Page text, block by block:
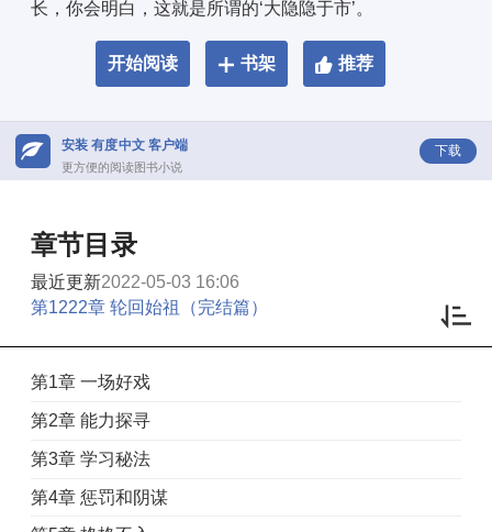
长，你会明白，这就是所谓的‘大隐隐于市’。
开始阅读 书架 推荐
安装 有度中文 客户端
更方便的阅读图书小说
下载
章节目录
最近更新2022-05-03 16:06
第1222章 轮回始祖（完结篇）
第1章 一场好戏
第2章 能力探寻
第3章 学习秘法
第4章 惩罚和阴谋